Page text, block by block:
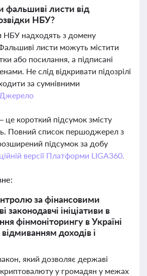
фальшиві листи від
НБУ?
НБУ надходять з домену
листи можуть містити
або посилання, а підписані
Не слід відкривати підозрілі
за сумнівними
Джерело
короткий підсумок змісту
Повний список першоджерел з
підсумок за добу
версії Платформи LIGA360.
за фінансовими
законодавчі ініціативи в
фінмоніторингу в Україні
доходів і
який дозволяє державі
у громадян у межах